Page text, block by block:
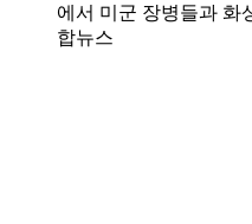
에서 미군 장병들과 화
합뉴스